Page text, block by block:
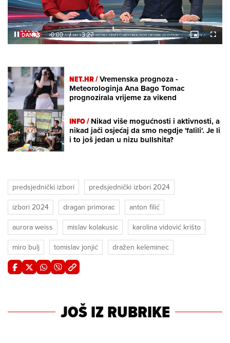
Unmute /
Loaded:
6.95%
NET.HR /Vremenska prognoza -
Meteorologinja Ana Bago Tomac
prognozirala vrijeme za vikend
INFO /Nikad više mogućnosti i aktivnosti, a
nikad jači osjećaj da smo negdje 'falili'. Je li
i to još jedan u nizu bullshita?
predsjednički izbori
predsjednički izbori 2024
izbori 2024
dragan primorac
anton filić
aurora weiss
mislav kolakusic
karolina vidović krišto
miro bulj
tomislav jonjić dražen keleminec
JOŠ IZ RUBRIKE